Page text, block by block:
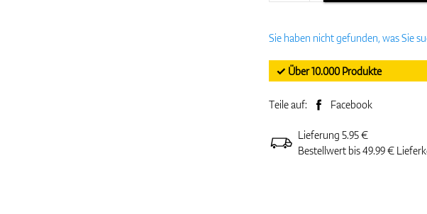
Sie haben nicht gefunden, was Sie
✓ Über 10.000 Produkte
Teile auf: Facebook
Lieferung 5.95 €
Bestellwert bis 49.99 €